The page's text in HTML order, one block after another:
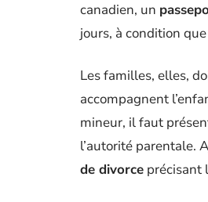
canadien, un
jours, à condition
Les familles, elles,
accompagnent
mineur, il faut
l’autorité parentale.
de divorce précisant